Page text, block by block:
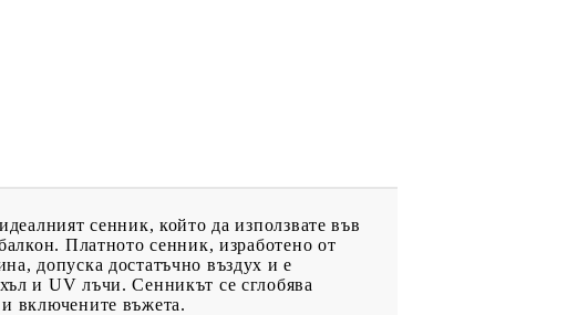
сенник, който да използвате във
Платното сенник, изработено от
допуска достатъчно въздух и е
и UV лъчи. Сенникът се сглобява
включените въжета.